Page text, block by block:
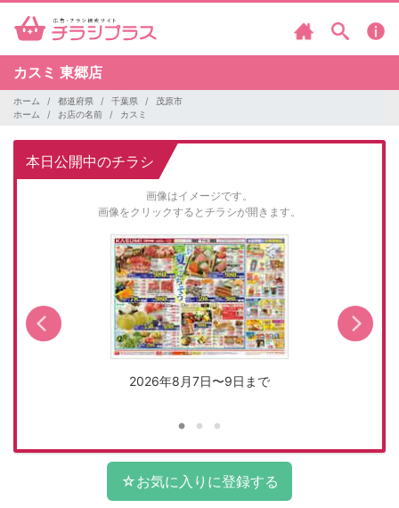
カスミ 東郷店
ホーム 都道府県 千葉県
茂原市
ホーム
お店の名前 カスミ
本日公開中のチラシ
画像はイメージです。
画像をクリックするとチラシが開きます。
2026年8月7日〜9日まで